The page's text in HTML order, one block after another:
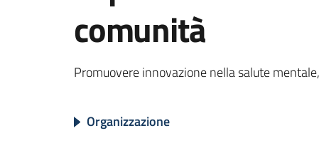
comunità
Promuovere innovazione nella salute
Organizzazione